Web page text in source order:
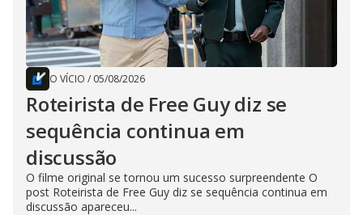
O VÍCIO / 05/08/2026
Roteirista de Free Guy diz se
sequência continua em
discussão
O filme original se tornou um sucesso surpreendente O
post Roteirista de Free Guy diz se sequência continua em
discussão apareceu...